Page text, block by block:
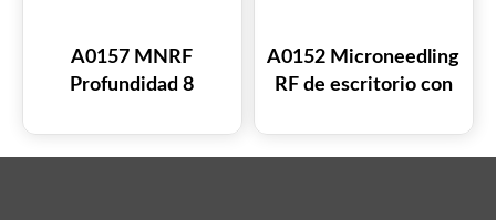
A0157 MNRF
Profundidad 8
A0152 Microneedling
RF de escritorio con